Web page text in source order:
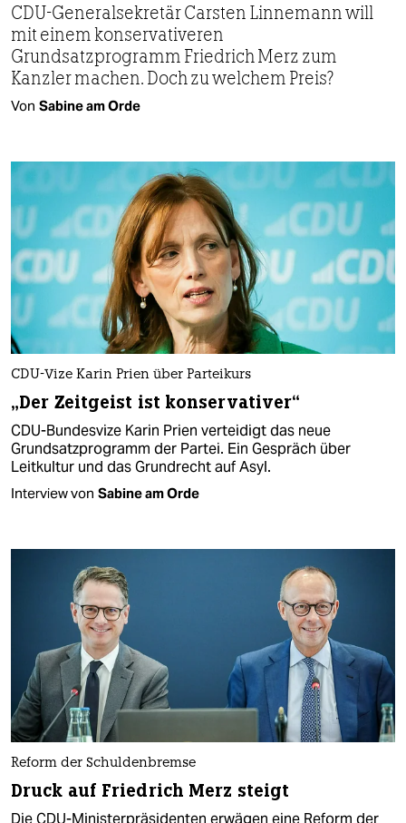
CDU-Generalsekretär Carsten Linnemann will
mit einem konservativeren
Grundsatzprogramm Friedrich Merz zum
Kanzler machen. Doch zu welchem Preis?
Von Sabine am Orde
CDU-Vize Karin Prien über Parteikurs
„Der Zeitgeist ist konservativer“
CDU-Bundesvize Karin Prien verteidigt das neue
Grundsatzprogramm der Partei. Ein Gespräch über
Leitkultur und das Grundrecht auf Asyl.
Interview von Sabine am Orde
Reform der Schuldenbremse
Druck auf Friedrich Merz steigt
Die CDU-Ministerpräsidenten erwägen eine Reform der